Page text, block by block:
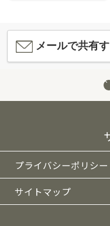
メールで共有
プライバシーポリシー
サイトマップ